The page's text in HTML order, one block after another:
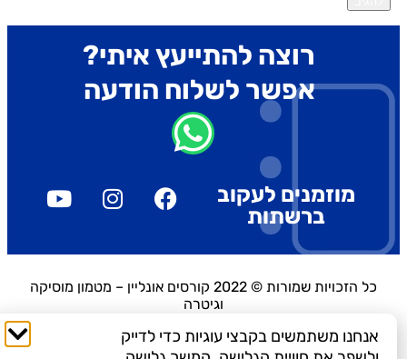
רוצה להתייעץ איתי?
אפשר לשלוח הודעה
מוזמנים לעקוב
ברשתות
כל הזכויות שמורות © 2022 קורסים אונליין – מטמון מוסיקה
וגיטרה
אנחנו משתמשים בקבצי עוגיות כדי לדייק